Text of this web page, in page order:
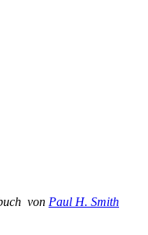
von Paul H. Smith